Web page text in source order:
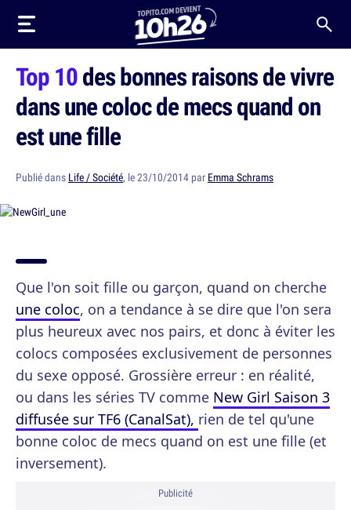
Top 10des bonnes raisons de vivre
dans une coloc de mecs quand on
est une fille
Publié dans Life / Société, le 23/10/2014 par Emma Schrams
Que l'on soit fille ou garçon, quand on cherche
une coloc, on a tendance à se dire que l'on sera
plus heureux avec nos pairs, et donc à éviter les
colocs composées exclusivement de personnes
du sexe opposé. Grossière erreur : en réalité,
ou dans les séries TV comme New Girl Saison 3
diffusée sur TF6 (CanalSat), rien de tel qu'une
bonne coloc de mecs quand on est une fille (et
inversement).
Publicité